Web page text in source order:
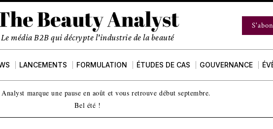
Le média B2B qui décrypte l'industrie de la beauté
LANCEMENTS FORMULATION ÉTUDES DE CAS GOUVERNANCE
marque une pause en août et vous retrouve début septembre.
Bel été !